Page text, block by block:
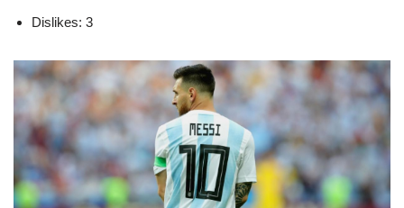
Dislikes: 3